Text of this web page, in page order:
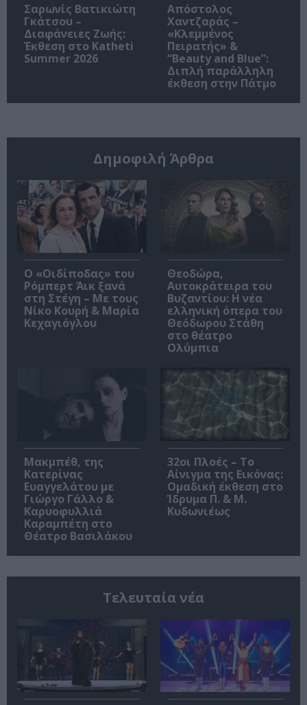
Σαρωνίς Βατικιώτη
Γκάτσου –
Διαφάνειες Ζωής:
Έκθεση στο Katheti
Summer 2026
Απόστολος
Χαντζαράς –
«Κλεμμένος
Πειρατής» &
“Beauty and Blue”:
Διπλή παράλληλη
έκθεση στην Πάτμο
Δημοφιλή Άρθρα
O «Οιδίποδας» του
Ρόμπερτ Άικ ξανά
στη Στέγη – Με τους
Νίκο Κουρή & Μαρία
Κεχαγιόγλου
Θεοδώρα,
Αυτοκράτειρα του
Βυζαντίου: Η νέα
ελληνική όπερα του
Θεόδωρου Στάθη
στο θέατρο
Ολύμπια
Μακμπέθ, της
Κατερίνας
Ευαγγελάτου με
Γιώργο Γάλλο &
Καρυοφυλλιά
Καραμπέτη στο
Θέατρο Βασιλάκου
32οι Πλοές – Το
Αίνιγμα της Εικόνας:
Ομαδική έκθεση στο
Ίδρυμα Π. & Μ.
Κυδωνιέως
Τελευταία νέα